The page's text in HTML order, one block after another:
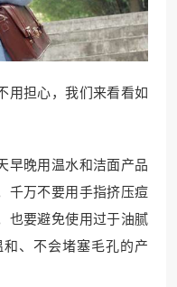
用担心，我们来看看如
早晚用温水和洁面产品
千万不要用手指挤压痘
也要避免使用过于油腻
、不会堵塞毛孔的产